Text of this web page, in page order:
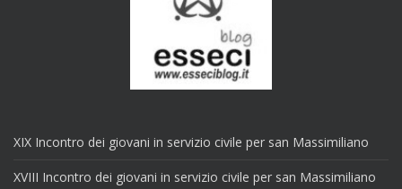
XIX Incontro dei giovani in servizio civile per san Massimiliano
XVIII Incontro dei giovani in servizio civile per san Massimiliano